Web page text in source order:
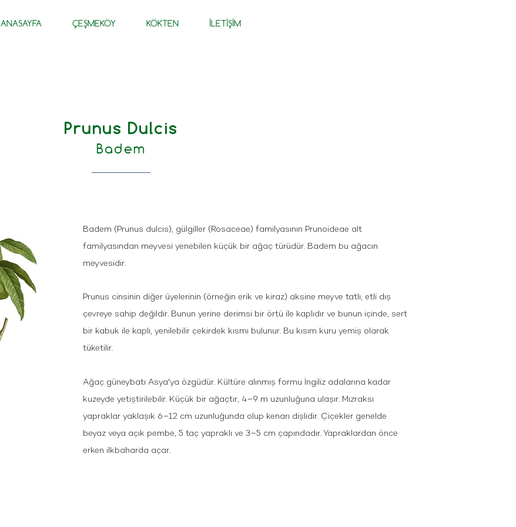
ANASAYFA ÇEŞMEKÖY KÖKTEN İLETİŞİM
Prunus Dulcis
Badem
Badem (Prunus dulcis), gülgiller (Rosaceae) familyasının Prunoideae alt
familyasından meyvesi yenebilen küçük bir ağaç türüdür. Badem bu ağacın
meyvesidir.
Prunus cinsinin diğer üyelerinin (örneğin erik ve kiraz) aksine meyve tatlı, etli dış
çevreye sahip değildir. Bunun yerine derimsi bir örtü ile kaplıdır ve bunun içinde, sert
bir kabuk ile kaplı, yenilebilir çekirdek kısmı bulunur. Bu kısım kuru yemiş olarak
tüketilir.
Ağaç güneybatı Asya'ya özgüdür. Kültüre alınmış formu İngiliz adalarına kadar
kuzeyde yetiştirilebilir. Küçük bir ağaçtır, 4–9 m uzunluğuna ulaşır. Mızraksı
yapraklar yaklaşık 6–12 cm uzunluğunda olup kenarı dişlidir. Çiçekler genelde
beyaz veya açık pembe, 5 taç yapraklı ve 3–5 cm çapındadır. Yapraklardan önce
erken ilkbaharda açar.